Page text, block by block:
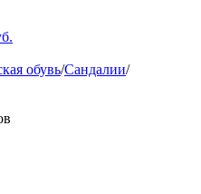
обувь/Сандалии/